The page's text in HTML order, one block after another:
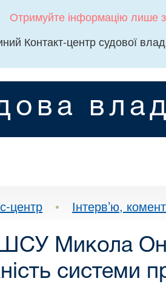
Отримуйте інформацію лише
Контакт-центр судової
центр • Інтерв’ю,
Микола
системи